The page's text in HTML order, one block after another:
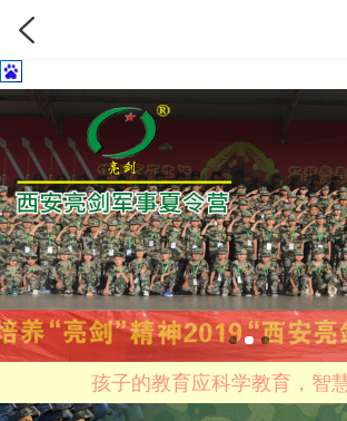
孩子的教育应科学教育，智